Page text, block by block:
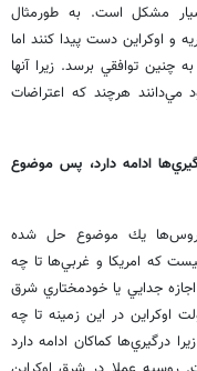
مشكل است. به طورمثال
و اوكراين دست پيدا كنند اما
توافقي برسد. زيرا آنها
هرچند كه اعتراضات
ادامه دارد، پس موضوع
روس‌ها يك موضوع حل شده
كه امريكا و غربي‌ها تا چه
جدايي يا خودمختاري شرق
در اين زمينه تا چه
درگيري‌ها كماكان ادامه دارد